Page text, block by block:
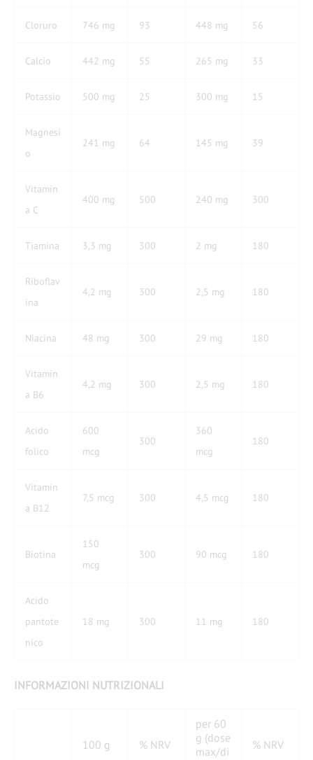
Cloruro 746 mg 93 448 mg 56
Calcio 442 mg 55 265 mg 33
Potassio 500 mg 25 300 mg 15
Magnesi
o
241 mg 64 145 mg 39
Vitamin
a C
400 mg 500 240 mg 300
Tiamina 3,3 mg 300 2 mg 180
Riboflav
ina
4,2 mg 300 2,5 mg 180
Niacina 48 mg 300 29 mg 180
Vitamin
a B6
4,2 mg 300 2,5 mg 180
Acido
folico
600
mcg
300
360
mcg
180
Vitamin
a B12
7,5 mcg 300 4,5 mcg 180
Biotina
150
mcg
300 90 mcg 180
Acido
pantote
nico
18 mg 300 11 mg 180
INFORMAZIONI NUTRIZIONALI
100 g % NRV
per 60
g (dose
max/di
% NRV